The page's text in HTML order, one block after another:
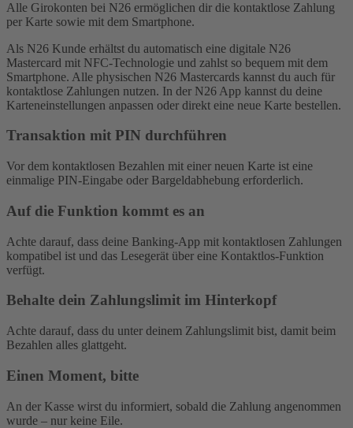
Alle Girokonten bei N26 ermöglichen dir die kontaktlose Zahlung
per Karte sowie mit dem Smartphone.
Als N26 Kunde erhältst du automatisch eine digitale N26
Mastercard mit NFC-Technologie und zahlst so bequem mit dem
Smartphone. Alle physischen N26 Mastercards kannst du auch für
kontaktlose Zahlungen nutzen. In der N26 App kannst du deine
Karteneinstellungen anpassen oder direkt eine neue Karte bestellen.
Transaktion mit PIN durchführen
Vor dem kontaktlosen Bezahlen mit einer neuen Karte ist eine
einmalige PIN-Eingabe oder Bargeldabhebung erforderlich.
Auf die Funktion kommt es an
Achte darauf, dass deine Banking-App mit kontaktlosen Zahlungen
kompatibel ist und das Lesegerät über eine Kontaktlos-Funktion
verfügt.
Behalte dein Zahlungslimit im Hinterkopf
Achte darauf, dass du unter deinem Zahlungslimit bist, damit beim
Bezahlen alles glattgeht.
Einen Moment, bitte
An der Kasse wirst du informiert, sobald die Zahlung angenommen
wurde – nur keine Eile.